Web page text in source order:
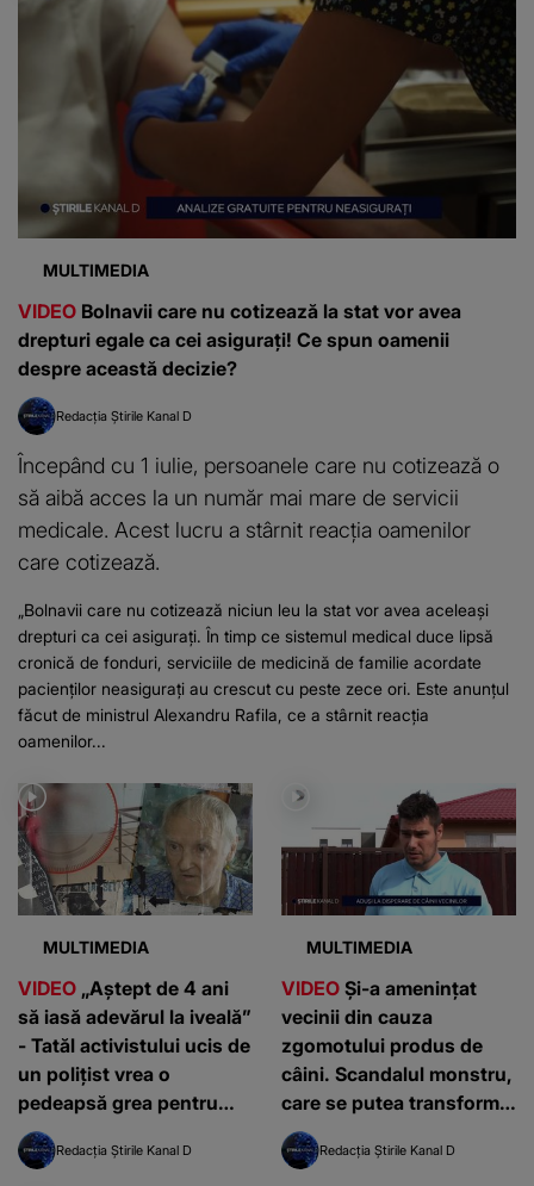
MULTIMEDIA
VIDEO Bolnavii care nu cotizează la stat vor avea
drepturi egale ca cei asigurați! Ce spun oamenii
despre această decizie?
Redacția Știrile Kanal D
Începând cu 1 iulie, persoanele care nu cotizează o
să aibă acces la un număr mai mare de servicii
medicale. Acest lucru a stârnit reacția oamenilor
care cotizează.
„Bolnavii care nu cotizează niciun leu la stat vor avea aceleași
drepturi ca cei asigurați. În timp ce sistemul medical duce lipsă
cronică de fonduri, serviciile de medicină de familie acordate
pacienților neasigurați au crescut cu peste zece ori. Este anunțul
făcut de ministrul Alexandru Rafila, ce a stârnit reacția
oamenilor...
MULTIMEDIA
VIDEO „Aștept de 4 ani
să iasă adevărul la iveală”
- Tatăl activistului ucis de
un polițist vrea o
pedeapsă grea pentru
vinovat! Dosarul a fost
redeschis
Redacția Știrile Kanal D
MULTIMEDIA
VIDEO Și-a amenințat
vecinii din cauza
zgomotului produs de
câini. Scandalul monstru,
care se putea transforma
într-o tragedie, a ajuns
viralRedacția Știrile Kanal D